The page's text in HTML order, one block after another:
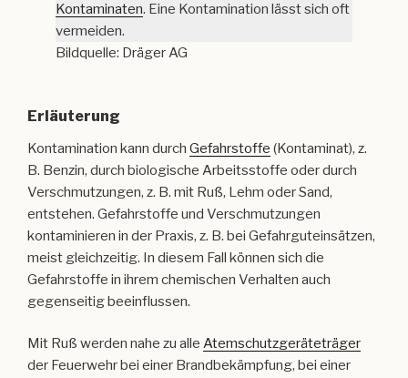
Kontaminaten. Eine Kontamination lässt sich oft
vermeiden.
Bildquelle: Dräger AG
Erläuterung
Kontamination kann durch Gefahrstoffe (Kontaminat), z.
B. Benzin, durch biologische Arbeitsstoffe oder durch
Verschmutzungen, z. B. mit Ruß, Lehm oder Sand,
entstehen. Gefahrstoffe und Verschmutzungen
kontaminieren in der Praxis, z. B. bei Gefahrguteinsätzen,
meist gleichzeitig. In diesem Fall können sich die
Gefahrstoffe in ihrem chemischen Verhalten auch
gegenseitig beeinflussen.
Mit Ruß werden nahe zu alle Atemschutzgeräteträger
der Feuerwehr bei einer Brandbekämpfung, bei einer